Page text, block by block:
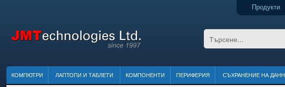
Продукти
КОМПЮТРИ ЛАПТОПИ И ТАБЛЕТИ КОМПОНЕНТИ ПЕРИФЕРИЯ СЪХРАНЕНИЕ НА